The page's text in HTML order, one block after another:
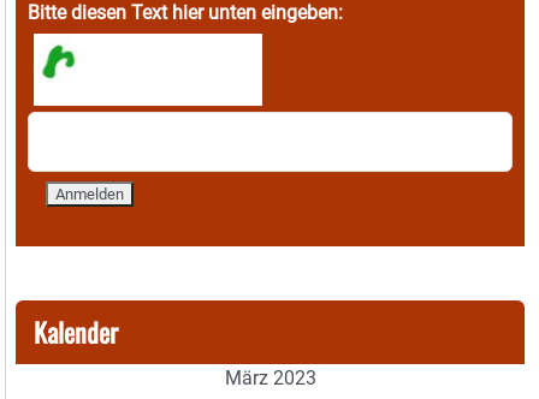
Bitte diesen Text hier unten eingeben:
Kalender
März 2023